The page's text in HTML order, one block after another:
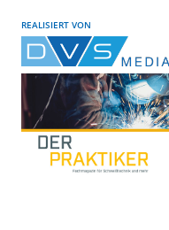
REALISIERT VON